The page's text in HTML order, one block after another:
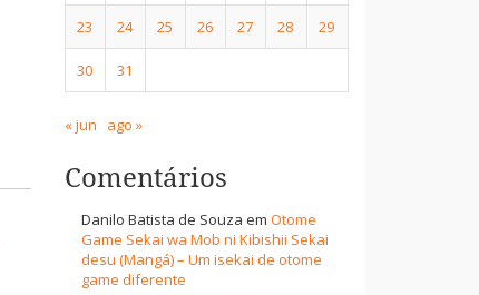
23 24 25 26 27 28 29
30 31
« jun ago »
Comentários
Danilo Batista de Souza em Otome
Game Sekai wa Mob ni Kibishii Sekai
desu (Mangá) – Um isekai de otome
game diferente